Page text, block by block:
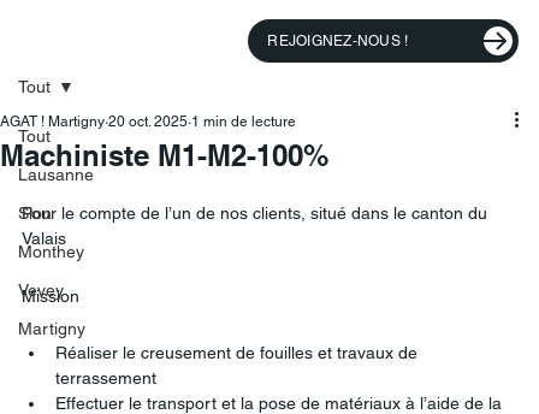
REJOIGNEZ-NOUS !
Tout
Lausanne
Sion
Monthey
Vevey
Martigny
Tout
Machiniste M1-M2-100%
AGAT ! Martigny 20 oct. 2025 1 min de lecture
Pour le compte de l’un de nos clients, situé dans le canton du
Valais
Mission
Réaliser le creusement de fouilles et travaux de
terrassement
Effectuer le transport et la pose de matériaux à l’aide de la